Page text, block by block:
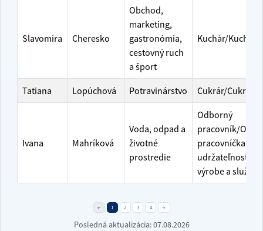
Slavomíra Cheresko
Obchod,
marketing,
gastronómia,
cestovný ruch
a šport
Kuchár/
Tatiana Lopúchová Potravinárstvo Cukrár/Cukrárka
Ivana Mahríková
Voda, odpad a
životné
prostredie
Odborný
pracovník/
pracovníčka pre
udržateľnosť vo
výrobe a
← 1 2 3 4 →
Posledná aktualizácia:07.08.2026